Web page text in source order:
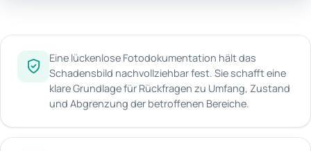
Eine lückenlose Fotodokumentation hält das
Schadensbild nachvollziehbar fest. Sie schafft eine
klare Grundlage für Rückfragen zu Umfang, Zustand
und Abgrenzung der betroffenen Bereiche.